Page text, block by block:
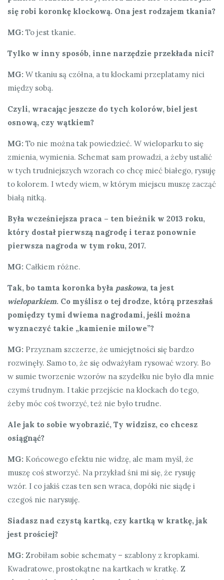
się robi koronkę klockową. Ona jest rodzajem tkania?
MG: To jest tkanie.
Tylko w inny sposób, inne narzędzie przekłada nici?
MG: W tkaniu są czółna, a tu klockami przeplatamy nici
między sobą.
Czyli, wracając jeszcze do tych kolorów, biel jest
osnową, czy wątkiem?
MG: To nie można tak powiedzieć. W wieloparku to się
zmienia, wymienia. Schemat sam prowadzi, a żeby ustalić
w tych trudniejszych wzorach co chcę mieć białego, rysuję
to kolorem. I wtedy wiem, w którym miejscu muszę zacząć
białą nitką.
Była wcześniejsza praca – ten bieżnik w 2013 roku,
który dostał pierwszą nagrodę i teraz ponownie
pierwsza nagroda w tym roku, 2017.
MG: Całkiem różne.
Tak, bo tamta koronka była paskowa, ta jest
wieloparkiem. Co myślisz o tej drodze, którą przeszłaś
pomiędzy tymi dwiema nagrodami, jeśli można
wyznaczyć takie „kamienie milowe”?
MG: Przyznam szczerze, że umiejętności się bardzo
rozwinęły. Samo to, że się odważyłam rysować wzory. Bo
w sumie tworzenie wzorów na szydełku nie było dla mnie
czymś trudnym. I takie przejście na klockach do tego,
żeby móc coś tworzyć, też nie było trudne.
Ale jak to sobie wyobrazić, Ty widzisz, co chcesz
osiągnąć?
MG: Końcowego efektu nie widzę, ale mam myśl, że
muszę coś stworzyć. Na przykład śni mi się, że rysuję
wzór. I co jakiś czas ten sen wraca, dopóki nie siądę i
czegoś nie narysuję.
Siadasz nad czystą kartką, czy kartką w kratkę, jak
jest prościej?
MG: Zrobiłam sobie schematy – szablony z kropkami.
Kwadratowe, prostokątne na kartkach w kratkę. Z